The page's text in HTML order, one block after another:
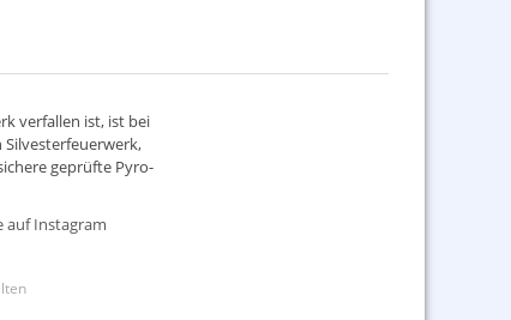
verfallen ist, ist bei
Silvesterfeuerwerk,
geprüfte Pyro-
auf Instagram